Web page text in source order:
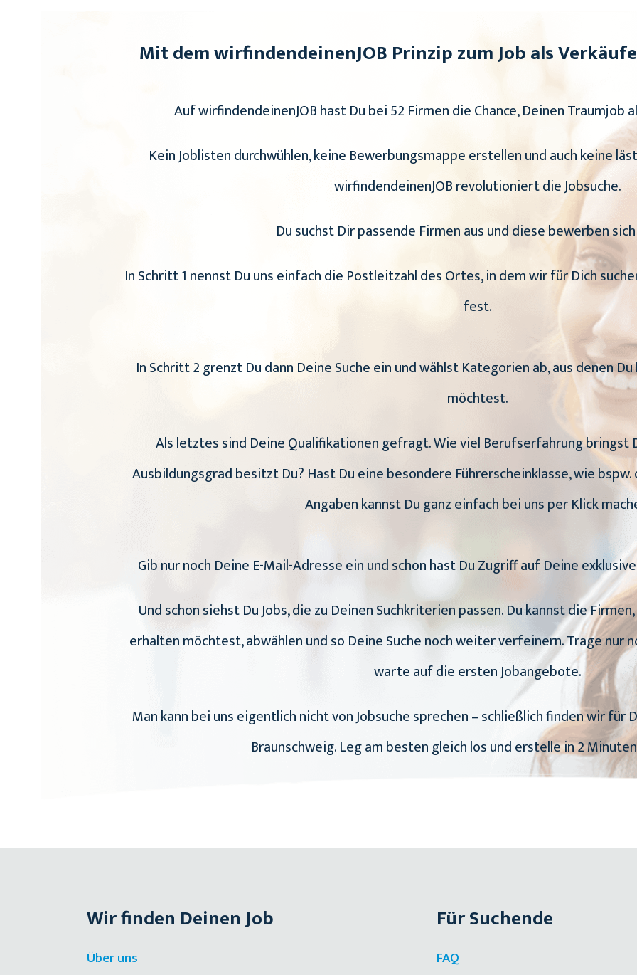
Mit dem wirfindendeinenJOB Prinzip zum Job als
Auf wirfindendeinenJOB hast Du bei 52 Firmen die Chance, Deinen Traumjob
Kein Joblisten durchwühlen, keine Bewerbungsmappe erstellen und auch keine
wirfindendeinenJOB revolutioniert die Jobsuche.
Du suchst Dir passende Firmen aus und diese bewerben
In Schritt 1 nennst Du uns einfach die Postleitzahl des Ortes, in dem wir für Dich
fest.
In Schritt 2 grenzt Du dann Deine Suche ein und wählst Kategorien ab, aus denen
möchtest.
Als letztes sind Deine Qualifikationen gefragt. Wie viel Berufserfahrung bringst
Ausbildungsgrad besitzt Du? Hast Du eine besondere Führerscheinklasse, wie
Angaben kannst Du ganz einfach bei uns per Klick
Gib nur noch Deine E-Mail-Adresse ein und schon hast Du Zugriff auf Deine
Und schon siehst Du Jobs, die zu Deinen Suchkriterien passen. Du kannst die
erhalten möchtest, abwählen und so Deine Suche noch weiter verfeinern. Trage nur
warte auf die ersten Jobangebote.
Man kann bei uns eigentlich nicht von Jobsuche sprechen – schließlich finden wir für
Braunschweig. Leg am besten gleich los und erstelle in 2
Wir finden Deinen Job
Über uns
Für Suchende
FAQ